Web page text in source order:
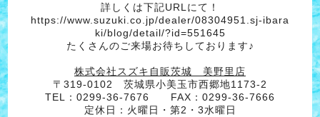
詳しくは下記URLにて！
https://www.suzuki.co.jp/dealer/08304951.sj-ibara
ki/blog/detail/?id=551645
たくさんのご来場お待ちしております♪
株式会社スズキ自販茨城 美野里店
〒319-0102 茨城県小美玉市西郷地1173-2
TEL：0299-36-7676 FAX：0299-36-7666
定休日：火曜日・第2・3水曜日